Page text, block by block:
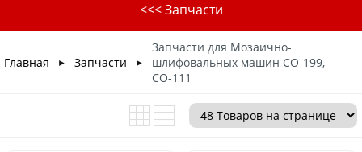
<<< Запчасти
Главная ► Запчасти ►
Запчасти для Мозаично-
шлифовальных машин СО-199,
СО-111